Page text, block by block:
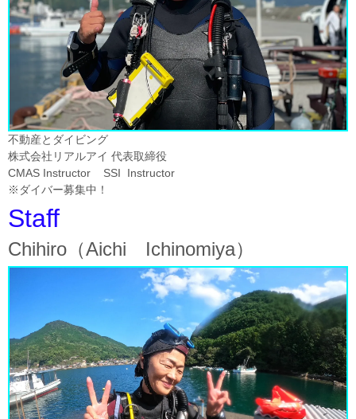
不動産とダイビング
株式会社リアルアイ 代表取締役
CMAS Instructor SSI Instructor
※ダイバー募集中！
Staff
Chihiro（Aichi Ichinomiya）